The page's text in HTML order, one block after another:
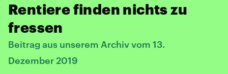
Rentiere finden nichts zu
fressen
Beitrag aus unserem Archiv vom 13.
Dezember 2019